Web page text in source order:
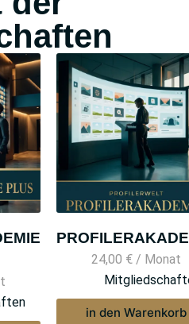
24,00 € / Monat
in den Warenkorb